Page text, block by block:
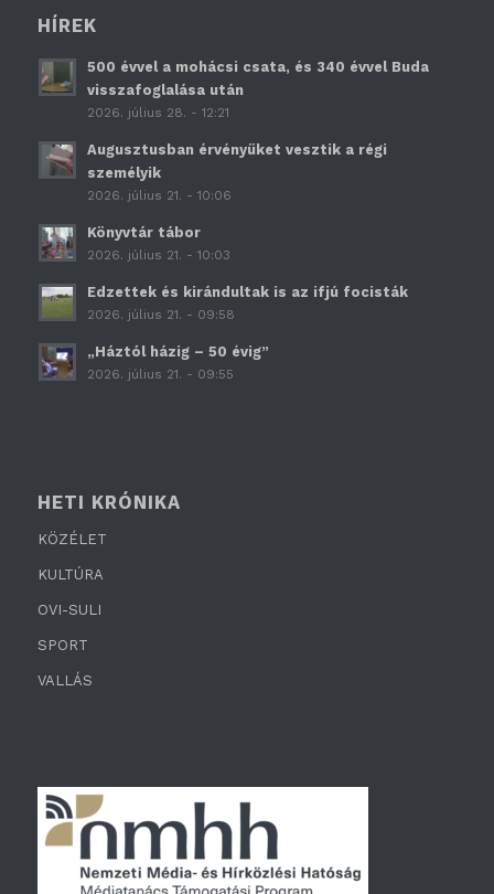
HÍREK
500 évvel a mohácsi csata, és 340 évvel Buda
visszafoglalása után
2026. július 28. - 12:21
Augusztusban érvényüket vesztik a régi
személyik
2026. július 21. - 10:06
Könyvtár tábor
2026. július 21. - 10:03
Edzettek és kirándultak is az ifjú focisták
2026. július 21. - 09:58
„Háztól házig – 50 évig”
2026. július 21. - 09:55
HETI KRÓNIKA
KÖZÉLET
KULTÚRA
OVI-SULI
SPORT
VALLÁS